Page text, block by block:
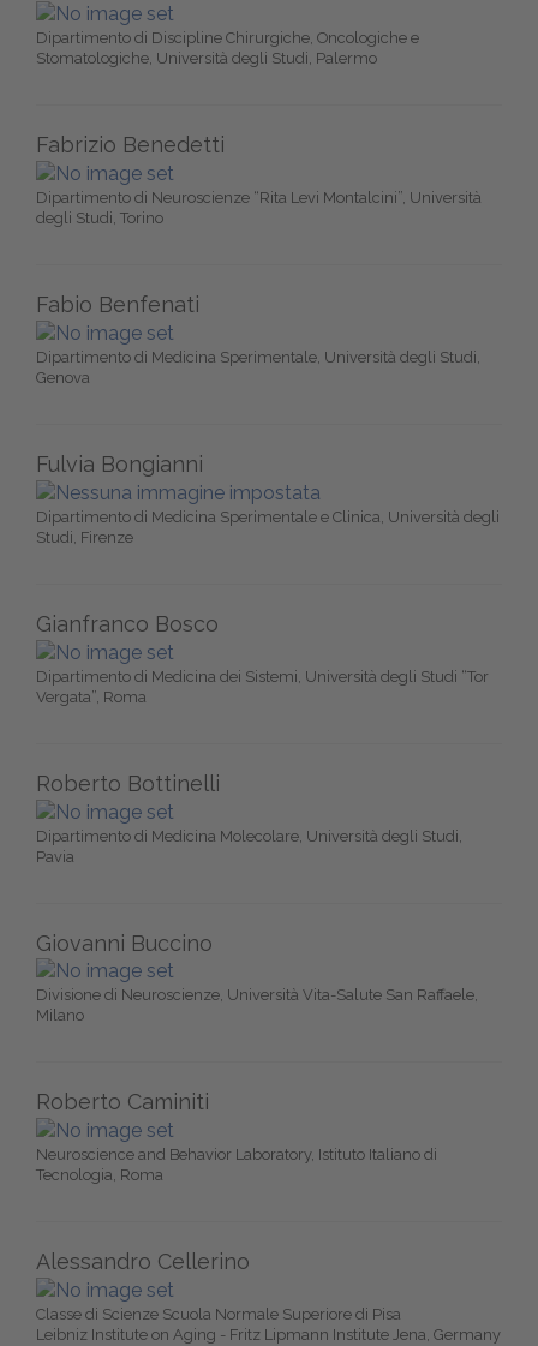
Dipartimento di Discipline Chirurgiche, Oncologiche e
Stomatologiche, Università degli Studi, Palermo
Fabrizio Benedetti
Dipartimento di Neuroscienze “Rita Levi Montalcini”, Università
degli Studi, Torino
Fabio Benfenati
Dipartimento di Medicina Sperimentale, Università degli Studi,
Genova
Fulvia Bongianni
Dipartimento di Medicina Sperimentale e Clinica, Università degli
Studi, Firenze
Gianfranco Bosco
Dipartimento di Medicina dei Sistemi, Università degli Studi “Tor
Vergata”, Roma
Roberto Bottinelli
Dipartimento di Medicina Molecolare, Università degli Studi,
Pavia
Giovanni Buccino
Divisione di Neuroscienze, Università Vita-Salute San Raffaele,
Milano
Roberto Caminiti
Neuroscience and Behavior Laboratory, Istituto Italiano di
Tecnologia, Roma
Alessandro Cellerino
Classe di Scienze Scuola Normale Superiore di Pisa
Leibniz Institute on Aging - Fritz Lipmann Institute Jena, Germany